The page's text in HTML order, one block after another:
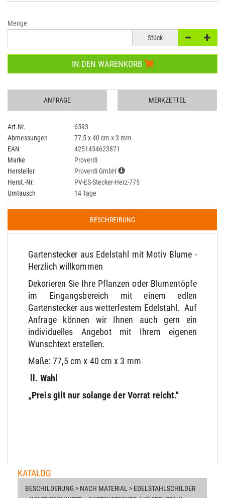
Menge
Stück
IN DEN WARENKORB
ANFRAGE MERKZETTEL
Art.Nr.
6593
Abmessungen
77,5 x 40 cm x 3 mm
EAN
4251454623871
Marke
Proverdi
Hersteller
Proverdi GmbH
Herst.-Nr.
PV-ES-Stecker-Herz-775
Umtausch
14 Tage
BESCHREIBUNG
Gartenstecker aus Edelstahl mit Motiv Blume -
Herzlich willkommen
Dekorieren Sie Ihre Pflanzen oder Blumentöpfe
im Eingangsbereich mit einem edlen
Gartenstecker aus wetterfestem Edelstahl. Auf
Anfrage können wir Ihnen auch gern ein
individuelles Angebot mit Ihrem eigenen
Wunschtext erstellen.
Maße: 77,5 cm x 40 cm x 3 mm
ll. Wahl
„Preis gilt nur solange der Vorrat reicht.“
KATALOG
BESCHILDERUNG > NACH MATERIAL > EDELSTAHLSCHILDER